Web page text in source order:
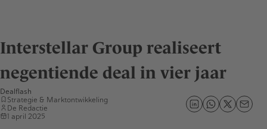
Interstellar Group realiseert
negentiende deal in vier jaar
Dealflash
Strategie & Marktontwikkeling
De Redactie
1 april 2025